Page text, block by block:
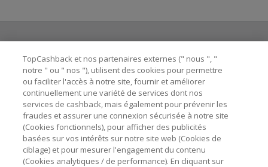
Besoin d'aide ?
Astuces pour économiser
A propos de
Contactez-nous
TopCashback et nos partenaires externes (" nous ", "
notre " ou " nos "), utilisent des cookies pour permettre
ou faciliter l'accès à notre site, fournir et améliorer
continuellement une variété de services dont nos
services de cashback, mais également pour prévenir les
fraudes et assurer une connexion sécurisée à notre site
(Cookies fonctionnels), pour afficher des publicités
basées sur vos intérêts sur notre site web (Cookies de
ciblage) et pour mesurer l'engagement du contenu
(Cookies analytiques / de performance). En cliquant sur